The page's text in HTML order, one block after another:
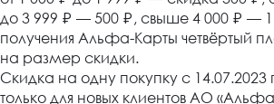
до 3 999 ₽ — 500 ₽, свыше 4 000 ₽ — 1
получения Альфа-Карты четвёртый
на размер скидки.
Скидка на одну покупку с 14.07.2023
только для новых клиентов АО